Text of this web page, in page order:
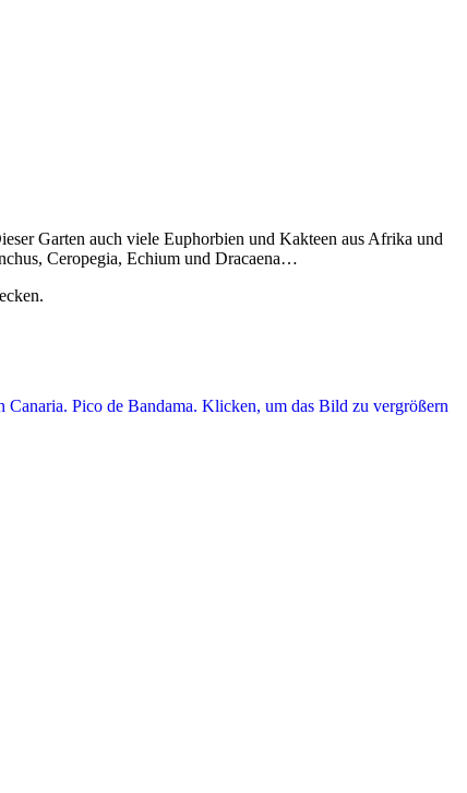
Garten auch viele Euphorbien und Kakteen aus Afrika und
, Ceropegia, Echium und Dracaena…